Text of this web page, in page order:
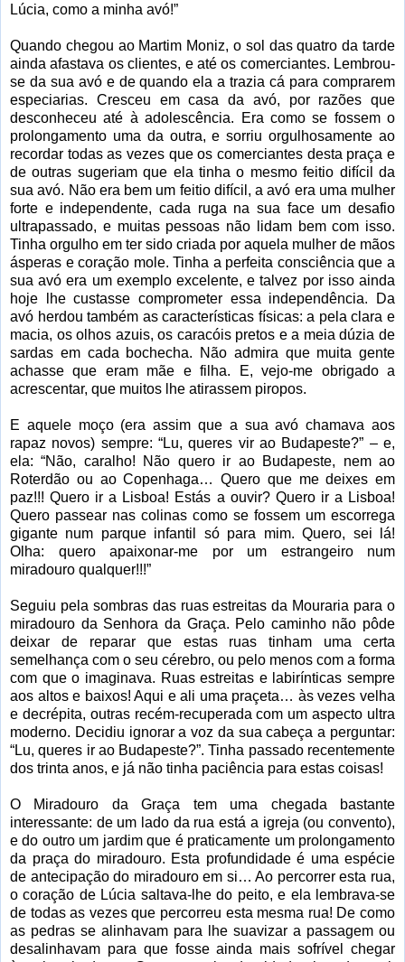
Lúcia, como a minha avó!”
Quando chegou ao Martim Moniz, o sol das quatro da tarde
ainda afastava os clientes, e até os comerciantes. Lembrou-
se da sua avó e de quando ela a trazia cá para comprarem
especiarias. Cresceu em casa da avó, por razões que
desconheceu até à adolescência. Era como se fossem o
prolongamento uma da outra, e sorriu orgulhosamente ao
recordar todas as vezes que os comerciantes desta praça e
de outras sugeriam que ela tinha o mesmo feitio difícil da
sua avó. Não era bem um feitio difícil, a avó era uma mulher
forte e independente, cada ruga na sua face um desafio
ultrapassado, e muitas pessoas não lidam bem com isso.
Tinha orgulho em ter sido criada por aquela mulher de mãos
ásperas e coração mole. Tinha a perfeita consciência que a
sua avó era um exemplo excelente, e talvez por isso ainda
hoje lhe custasse comprometer essa independência. Da
avó herdou também as características físicas: a pela clara e
macia, os olhos azuis, os caracóis pretos e a meia dúzia de
sardas em cada bochecha. Não admira que muita gente
achasse que eram mãe e filha. E, vejo-me obrigado a
acrescentar, que muitos lhe atirassem piropos.
E aquele moço (era assim que a sua avó chamava aos
rapaz novos) sempre: “Lu, queres vir ao Budapeste?” – e,
ela: “Não, caralho! Não quero ir ao Budapeste, nem ao
Roterdão ou ao Copenhaga… Quero que me deixes em
paz!!! Quero ir a Lisboa! Estás a ouvir? Quero ir a Lisboa!
Quero passear nas colinas como se fossem um escorrega
gigante num parque infantil só para mim. Quero, sei lá!
Olha: quero apaixonar-me por um estrangeiro num
miradouro qualquer!!!”
Seguiu pela sombras das ruas estreitas da Mouraria para o
miradouro da Senhora da Graça. Pelo caminho não pôde
deixar de reparar que estas ruas tinham uma certa
semelhança com o seu cérebro, ou pelo menos com a forma
com que o imaginava. Ruas estreitas e labirínticas sempre
aos altos e baixos! Aqui e ali uma praçeta… às vezes velha
e decrépita, outras recém-recuperada com um aspecto ultra
moderno. Decidiu ignorar a voz da sua cabeça a perguntar:
“Lu, queres ir ao Budapeste?”. Tinha passado recentemente
dos trinta anos, e já não tinha paciência para estas coisas!
O Miradouro da Graça tem uma chegada bastante
interessante: de um lado da rua está a igreja (ou convento),
e do outro um jardim que é praticamente um prolongamento
da praça do miradouro. Esta profundidade é uma espécie
de antecipação do miradouro em si… Ao percorrer esta rua,
o coração de Lúcia saltava-lhe do peito, e ela lembrava-se
de todas as vezes que percorreu esta mesma rua! De como
as pedras se alinhavam para lhe suavizar a passagem ou
desalinhavam para que fosse ainda mais sofrível chegar